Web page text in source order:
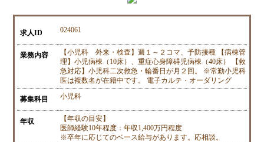
求人ID 024061
業務内容
【小児科 外来・検査】週１～２コマ、予防接種 【病棟管
理】小児病棟（10床）、重症心身障碍児病棟（40床） 【救
急対応】小児科二次救急・輪番日が月２回。 ※常勤小児科
医は複数名が在籍中です。 電子カルテ・オーダリング
募集科目 小児科
年収
【年収の目安】
医師経験10年程度：年収1,400万円程度
※卒年に応じてのベース給与があります。応相談。